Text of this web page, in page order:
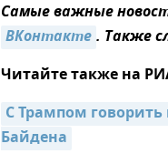
Самые важные
ВКонтакте. Также
Читайте также на
С Трампом говорить
Байдена